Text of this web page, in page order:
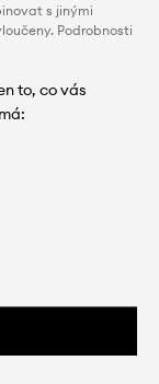
s jinými
Podrobnosti
to, co vás